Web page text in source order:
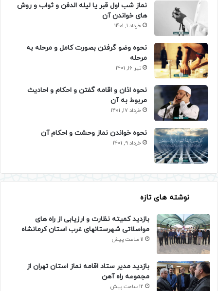
نماز شب اول قبر یا لیله الدفن و ثواب و روش
های خواندن آن
خرداد 1, 1401
نحوه وضو گرفتن بصورت کامل و مرحله به
مرحله
تیر 16, 1401
نحوه اذان و اقامه گفتن و احکام و احادیث
مربوط به آن
خرداد 17, 1401
نحوه خواندن نماز وحشت و احکام آن
خرداد 9, 1401
نوشته های تازه
بازدید کمیته نظارت و ارزیابی از راه های
مواصلاتی شهرستانهای غرب استان کرمانشاه
11 ساعت پیش
بازدید مدیر ستاد اقامه نماز استان تهران از
مجموعه راه آهن
12 ساعت پیش